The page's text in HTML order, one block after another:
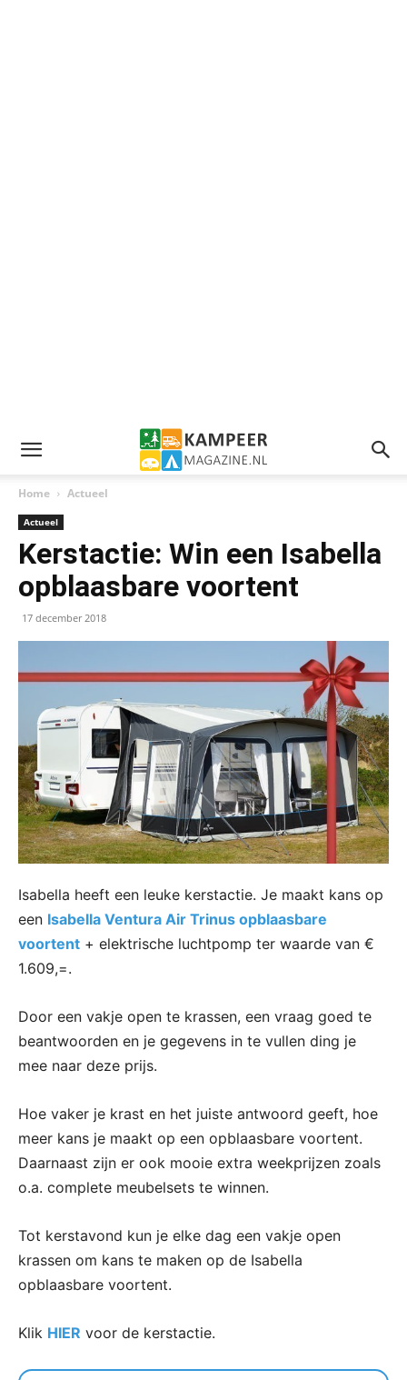
Home Actueel
Actueel
Kerstactie: Win een Isabella
opblaasbare voortent
17 december 2018
Isabella heeft een leuke kerstactie. Je maakt kans op
een Isabella Ventura Air Trinus opblaasbare
voortent + elektrische luchtpomp ter waarde van €
1.609,=.
Door een vakje open te krassen, een vraag goed te
beantwoorden en je gegevens in te vullen ding je
mee naar deze prijs.
Hoe vaker je krast en het juiste antwoord geeft, hoe
meer kans je maakt op een opblaasbare voortent.
Daarnaast zijn er ook mooie extra weekprijzen zoals
o.a. complete meubelsets te winnen.
Tot kerstavond kun je elke dag een vakje open
krassen om kans te maken op de Isabella
opblaasbare voortent.
Klik HIER voor de kerstactie.